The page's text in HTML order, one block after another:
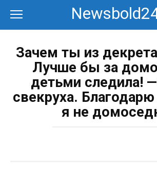
контенту
Зачем ты из
Лучше бы за
детьми следила!
свекруха.
я не